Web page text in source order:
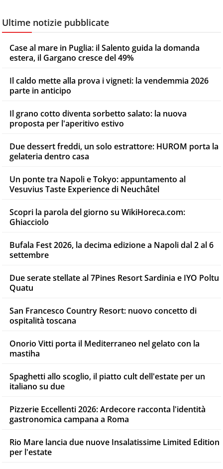
Ultime notizie pubblicate
Case al mare in Puglia: il Salento guida la domanda
estera, il Gargano cresce del 49%
Il caldo mette alla prova i vigneti: la vendemmia 2026
parte in anticipo
Il grano cotto diventa sorbetto salato: la nuova
proposta per l'aperitivo estivo
Due dessert freddi, un solo estrattore: HUROM porta la
gelateria dentro casa
Un ponte tra Napoli e Tokyo: appuntamento al
Vesuvius Taste Experience di Neuchâtel
Scopri la parola del giorno su WikiHoreca.com:
Ghiacciolo
Bufala Fest 2026, la decima edizione a Napoli dal 2 al 6
settembre
Due serate stellate al 7Pines Resort Sardinia e IYO Poltu
Quatu
San Francesco Country Resort: nuovo concetto di
ospitalità toscana
Onorio Vitti porta il Mediterraneo nel gelato con la
mastiha
Spaghetti allo scoglio, il piatto cult dell'estate per un
italiano su due
Pizzerie Eccellenti 2026: Ardecore racconta l'identità
gastronomica campana a Roma
Rio Mare lancia due nuove Insalatissime Limited Edition
per l'estate